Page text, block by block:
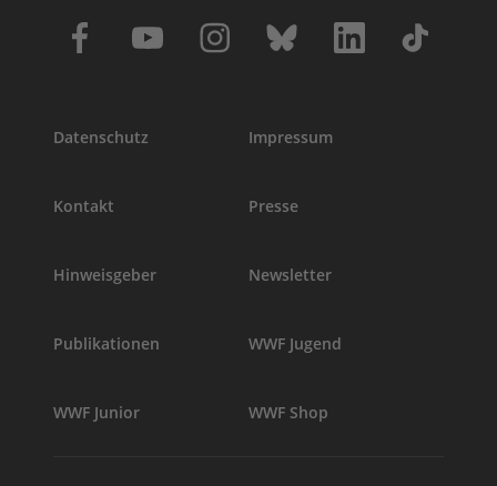
Datenschutz Impressum
Kontakt Presse
Hinweisgeber Newsletter
Publikationen WWF Jugend
WWF Junior WWF Shop